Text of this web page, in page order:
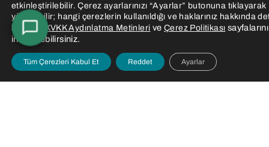
etkinleştirilebilir. Çerez ayarlarınızı “Ayarlar” butonuna tıklayarak
yönetebilir; hangi çerezlerin kullanıldığı ve haklarınız hakkında
bilgi için
KVKK Aydınlatma Metinleri veÇerez Politikası sayfalarını
inceleyebilirsiniz.
Tüm Çerezleri Kabul Et Reddet Ayarlar